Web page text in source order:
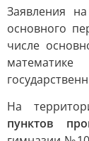
Заявления
основного
числе
На
пунктов